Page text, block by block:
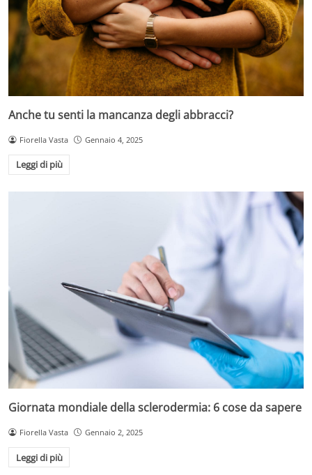
Anche tu senti la mancanza degli abbracci?
Fiorella Vasta Gennaio 4, 2025
Leggi di più
Giornata mondiale della sclerodermia: 6 cose da sapere
Fiorella Vasta Gennaio 2, 2025
Leggi di più